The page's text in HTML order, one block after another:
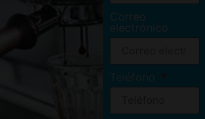
Correo
electrónico
Teléfono